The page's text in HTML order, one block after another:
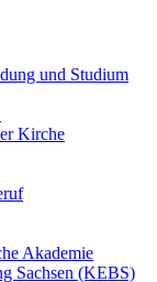
und Studium
Kirche
Akademie